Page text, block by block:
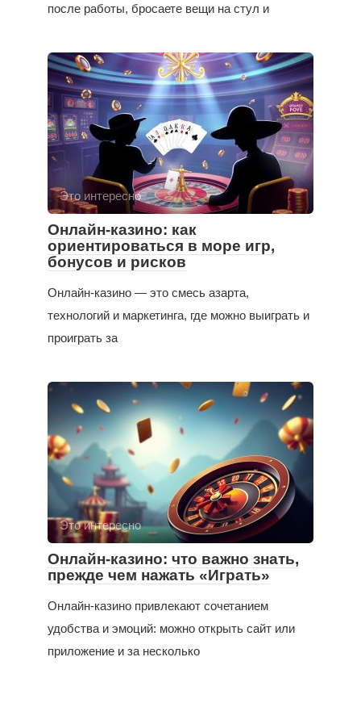
после работы, бросаете вещи на стул и
Это интересно
Онлайн-казино: как
ориентироваться в море игр,
бонусов и рисков
Онлайн-казино — это смесь азарта,
технологий и маркетинга, где можно выиграть и
проиграть за
Это интересно
Онлайн-казино: что важно знать,
прежде чем нажать «Играть»
Онлайн-казино привлекают сочетанием
удобства и эмоций: можно открыть сайт или
приложение и за несколько